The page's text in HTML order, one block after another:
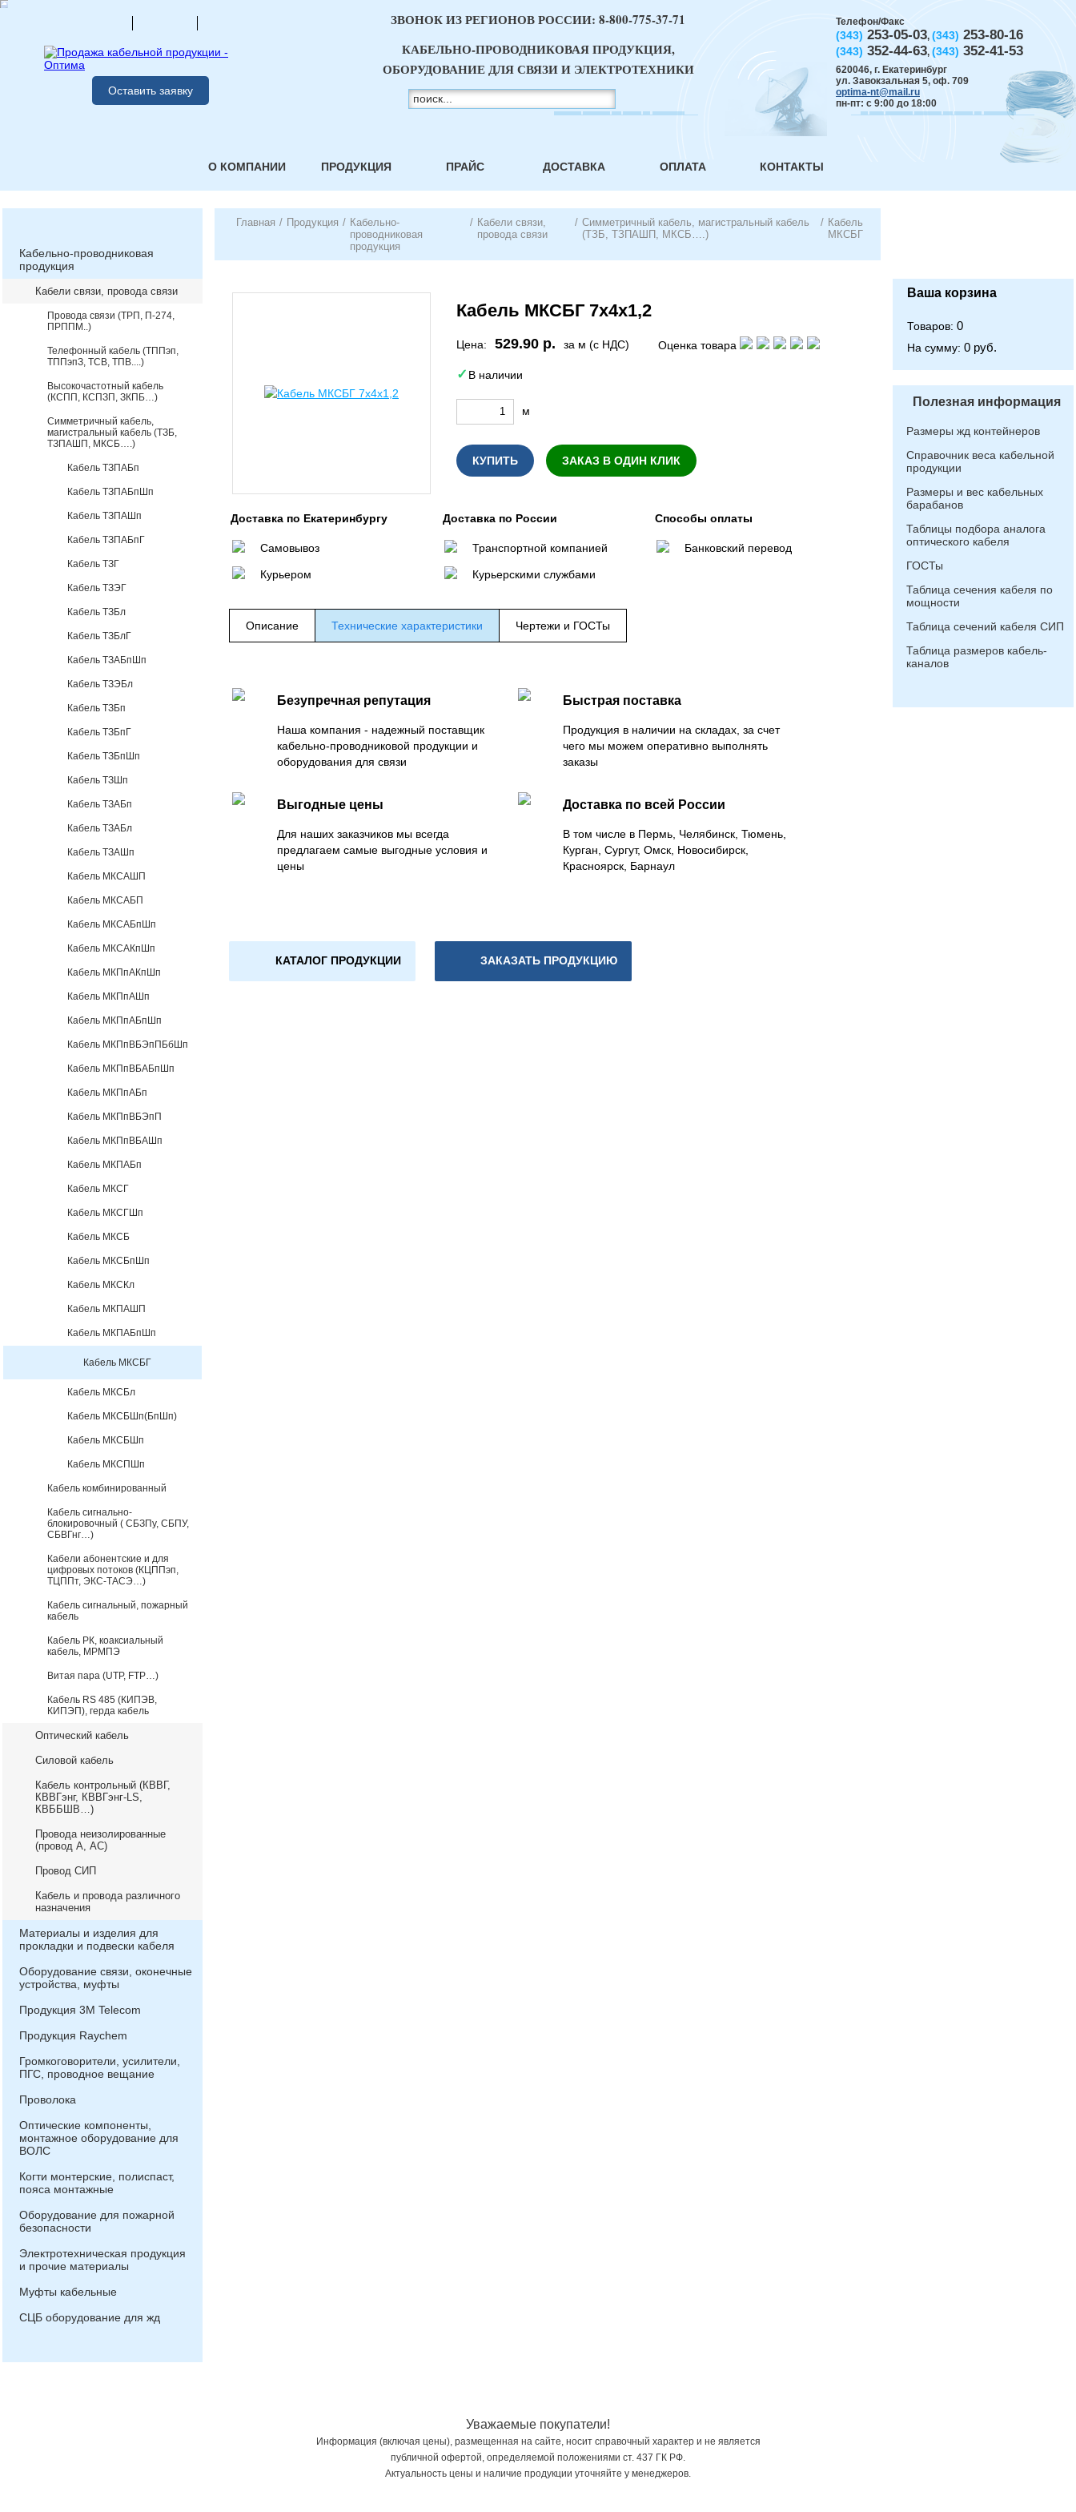
Оставить заявку
Телефон/Факс
(343) 253-05-03, (343) 253-80-16
(343) 352-44-63, (343) 352-41-53
620046, г. Екатеринбург
ул. Завокзальная 5, оф. 709
optima-nt@mail.ru
пн-пт: с 9:00 до 18:00
ЗВОНОК ИЗ РЕГИОНОВ РОССИИ: 8-800-775-37-71
КАБЕЛЬНО-ПРОВОДНИКОВАЯ ПРОДУКЦИЯ,
ОБОРУДОВАНИЕ ДЛЯ СВЯЗИ И ЭЛЕКТРОТЕХНИКИ
О КОМПАНИИ ПРОДУКЦИЯ ПРАЙС ДОСТАВКА ОПЛАТА КОНТАКТЫ
Кабельно-проводниковая
продукция
Кабели связи, провода связи
Провода связи (ТРП, П-274,
ПРППМ..)
Телефонный кабель (ТППэп,
ТППэпЗ, ТСВ, ТПВ....)
Высокочастотный кабель
(КСПП, КСПЗП, ЗКПБ…)
Симметричный кабель,
магистральный кабель (ТЗБ,
ТЗПАШП, МКСБ….)
Кабель ТЗПАБп
Кабель ТЗПАБпШп
Кабель ТЗПАШп
Кабель ТЗПАБпГ
Кабель ТЗГ
Кабель ТЗЭГ
Кабель ТЗБл
Кабель ТЗБлГ
Кабель ТЗАБпШп
Кабель ТЗЭБл
Кабель ТЗБп
Кабель ТЗБпГ
Кабель ТЗБпШп
Кабель ТЗШп
Кабель ТЗАБп
Кабель ТЗАБл
Кабель ТЗАШп
Кабель МКСАШП
Кабель МКСАБП
Кабель МКСАБпШп
Кабель МКСАКпШп
Кабель МКПпАКпШп
Кабель МКПпАШп
Кабель МКПпАБпШп
Кабель МКПпВБЭпПБбШп
Кабель МКПпВБАБпШп
Кабель МКПпАБп
Кабель МКПпВБЭпП
Кабель МКПпВБАШп
Кабель МКПАБп
Кабель МКСГ
Кабель МКСГШп
Кабель МКСБ
Кабель МКСБпШп
Кабель МКСКл
Кабель МКПАШП
Кабель МКПАБпШп
Кабель МКСБГ
Кабель МКСБл
Кабель МКСБШп(БпШп)
Кабель МКСБШп
Кабель МКСПШп
Кабель комбинированный
Кабель сигнально-
блокировочный ( СБЗПу, СБПУ,
СБВГнг…)
Кабели абонентские и для
цифровых потоков (КЦППэп,
ТЦППт, ЭКС-ТАСЭ…)
Кабель сигнальный, пожарный
кабель
Кабель РК, коаксиальный
кабель, МРМПЭ
Витая пара (UTP, FTP…)
Кабель RS 485 (КИПЭВ,
КИПЭП), герда кабель
Оптический кабель
Силовой кабель
Кабель контрольный (КВВГ,
КВВГэнг, КВВГэнг-LS,
КВББШВ…)
Провода неизолированные
(провод А, АС)
Провод СИП
Кабель и провода различного
назначения
Материалы и изделия для
прокладки и подвески кабеля
Оборудование связи, оконечные
устройства, муфты
Продукция 3М Telecom
Продукция Raychem
Громкоговорители, усилители,
ПГС, проводное вещание
Проволока
Оптические компоненты,
монтажное оборудование для
ВОЛС
Когти монтерские, полиспаст,
пояса монтажные
Оборудование для пожарной
безопасности
Электротехническая продукция
и прочие материалы
Муфты кабельные
СЦБ оборудование для жд
Главная / Продукция / Кабельно-
проводниковая
продукция
/ Кабели связи,
провода связи
/ Симметричный кабель, магистральный кабель
(ТЗБ, ТЗПАШП, МКСБ….)
/ Кабель
МКСБГ
Кабель МКСБГ 7х4х1,2
Цена: 529.90 р. за м (с НДС) Оценка товара
В наличии
м
КУПИТЬ ЗАКАЗ В ОДИН КЛИК
Доставка по Екатеринбургу
Самовывоз
Курьером
Доставка по России
Транспортной компанией
Курьерскими службами
Способы оплаты
Банковский перевод
Описание Технические характеристики Чертежи и ГОСТы
Безупречная репутация
Наша компания - надежный поставщик
кабельно-проводниковой продукции и
оборудования для связи
Быстрая поставка
Продукция в наличии на складах, за счет
чего мы можем оперативно выполнять
заказы
Выгодные цены
Для наших заказчиков мы всегда
предлагаем самые выгодные условия и
цены
Доставка по всей России
В том числе в Пермь, Челябинск, Тюмень,
Курган, Сургут, Омск, Новосибирск,
Красноярск, Барнаул
КАТАЛОГ ПРОДУКЦИИ ЗАКАЗАТЬ ПРОДУКЦИЮ
Ваша корзина
Товаров: 0
На сумму: 0 руб.
Полезная информация
Размеры жд контейнеров
Справочник веса кабельной
продукции
Размеры и вес кабельных
барабанов
Таблицы подбора аналога
оптического кабеля
ГОСТы
Таблица сечения кабеля по
мощности
Таблица сечений кабеля СИП
Таблица размеров кабель-
каналов
Уважаемые покупатели!
Информация (включая цены), размещенная на сайте, носит справочный характер и не является
публичной офертой, определяемой положениями ст. 437 ГК РФ.
Актуальность цены и наличие продукции уточняйте у менеджеров.